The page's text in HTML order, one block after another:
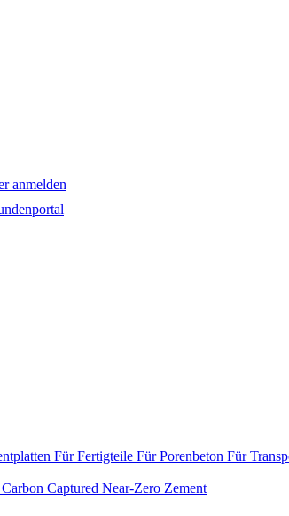
anmelden
Für Fertigteile Für Porenbeton Für
Captured Near-Zero Zement